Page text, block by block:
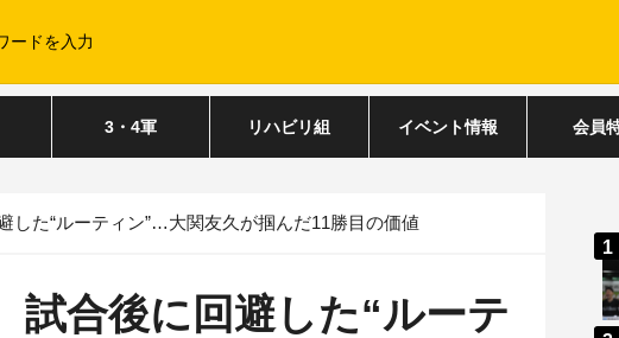
3・4軍 リハビリ組 イベント情報 会員
した“ルーティン”…大関友久が掴んだ11勝目の価値
試合後に回避した“ルーテ